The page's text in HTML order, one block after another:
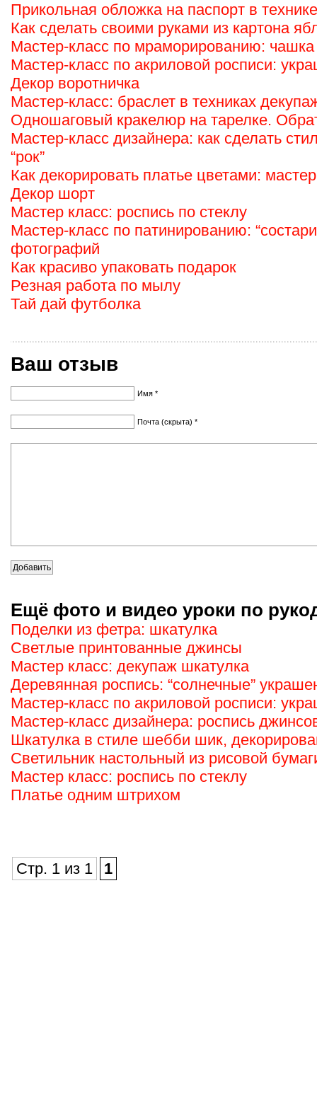
Прикольная обложка на паспорт в
Как сделать своими руками из картона
Мастер-класс по мраморированию: чашка
Мастер-класс по акриловой росписи:
Декор воротничка
Мастер-класс: браслет в техниках
Одношаговый кракелюр на тарелке.
Мастер-класс дизайнера: как сделать
“рок”
Как декорировать платье цветами:
Декор шорт
Мастер класс: роспись по стеклу
Мастер-класс по патинированию:
фотографий
Как красиво упаковать подарок
Резная работа по мылу
Тай дай футболка
Ваш отзыв
Имя *
Почта (скрыта) *
Ещё фото и видео уроки по
Поделки из фетра: шкатулка
Светлые принтованные джинсы
Мастер класс: декупаж шкатулка
Деревянная роспись: “солнечные”
Мастер-класс по акриловой росписи:
Мастер-класс дизайнера: роспись
Шкатулка в стиле шебби шик,
Светильник настольный из рисовой
Мастер класс: роспись по стеклу
Платье одним штрихом
Стр. 1 из 1 1